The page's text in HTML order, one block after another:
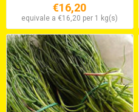
€16,20
equivale a €16,20 per 1 kg(s)